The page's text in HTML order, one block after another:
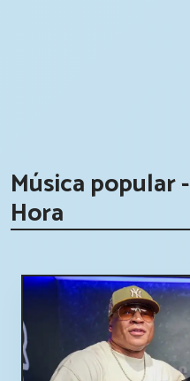
Música popular
Hora